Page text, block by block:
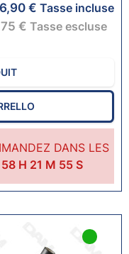
DANS LES
58H 21 M 54 S
6,90 € Tasse incluse
€ Tasse escluse